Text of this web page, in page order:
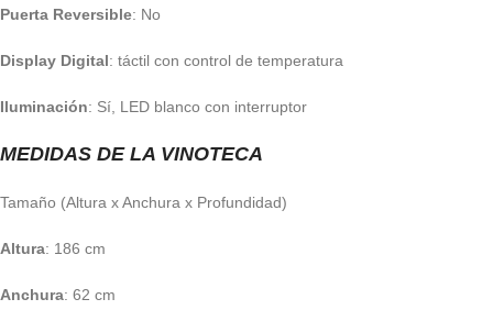
Puerta Reversible: No
Display Digital: táctil con control de temperatura
Iluminación: Sí, LED blanco con interruptor
MEDIDAS DE LA VINOTECA
Tamaño (Altura x Anchura x Profundidad)
Altura: 186 cm
Anchura: 62 cm